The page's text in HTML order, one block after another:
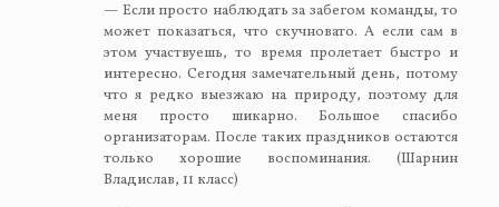
— Если просто наблюдать за забегом команды, то
может показаться, что скучновато. А если сам в
этом участвуешь, то время пролетает быстро и
интересно. Сегодня замечательный день, потому
что я редко выезжаю на природу, поэтому для
меня просто шикарно. Большое спасибо
организаторам. После таких праздников остаются
только хорошие воспоминания. (Шарнин
Владислав, 11 класс)